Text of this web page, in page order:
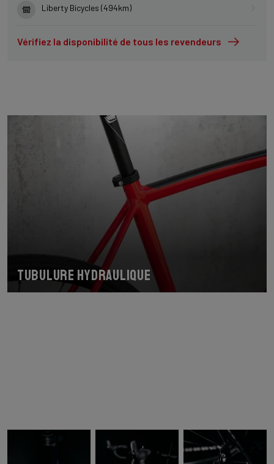
Liberty Bicycles (494km)
Vérifiez la disponibilité de tous les revendeurs
Tubulure hydraulique